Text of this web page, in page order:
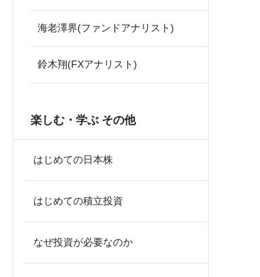
海老澤界(ファンドアナリスト)
鈴木翔(FXアナリスト)
楽しむ・学ぶ その他
はじめての日本株
はじめての積立投資
なぜ投資が必要なのか